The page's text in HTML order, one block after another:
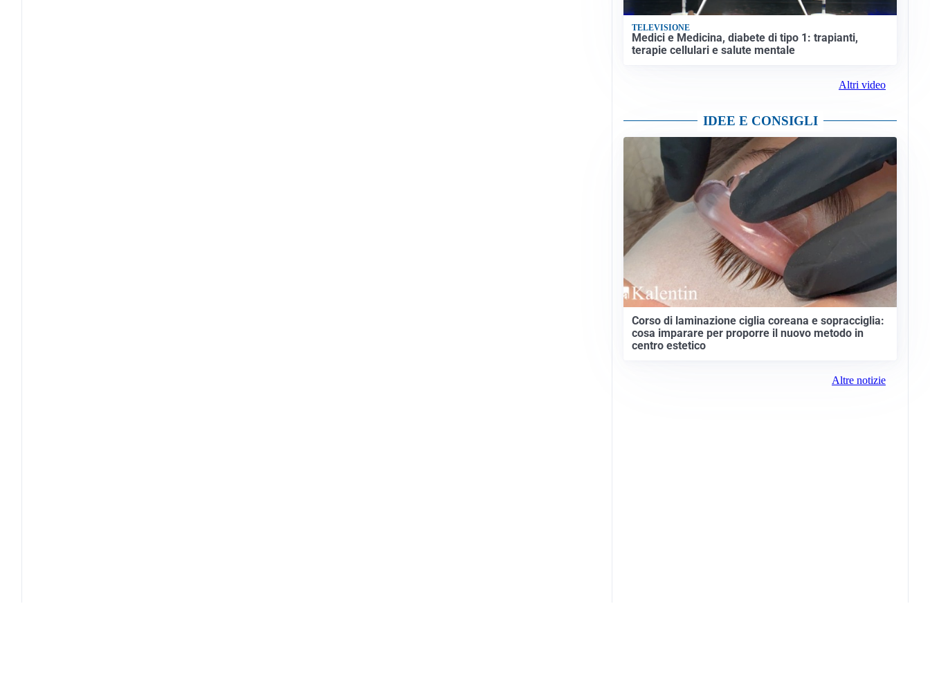
TELEVISIONE
Medici e Medicina, diabete di tipo 1: trapianti,
terapie cellulari e salute mentale
Altri video
IDEE E CONSIGLI
Corso di laminazione ciglia coreana e sopracciglia:
cosa imparare per proporre il nuovo metodo in
centro estetico
Altre notizie